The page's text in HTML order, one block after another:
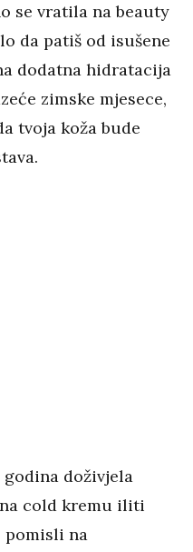
se vratila na beauty
da patiš od isušene
dodatna hidratacija
zimske mjesece,
tvoja koža bude
doživjela
cold kremu iliti
pomisli na